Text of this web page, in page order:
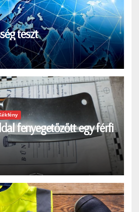
teszt
fenyegetőzőtt egy férfi